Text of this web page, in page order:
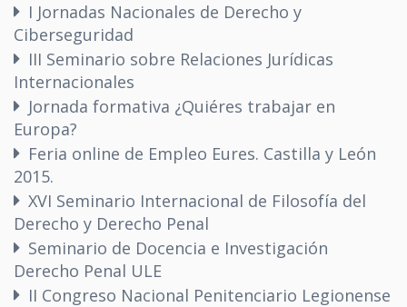
I Jornadas Nacionales de Derecho y
Ciberseguridad
III Seminario sobre Relaciones Jurídicas
Internacionales
Jornada formativa ¿Quiéres trabajar en
Europa?
Feria online de Empleo Eures. Castilla y León
2015.
XVI Seminario Internacional de Filosofía del
Derecho y Derecho Penal
Seminario de Docencia e Investigación
Derecho Penal ULE
II Congreso Nacional Penitenciario Legionense